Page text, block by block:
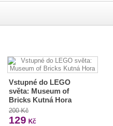
Vstupné do LEGO
světa: Museum of
Bricks Kutná Hora
200 Kč
129 Kč